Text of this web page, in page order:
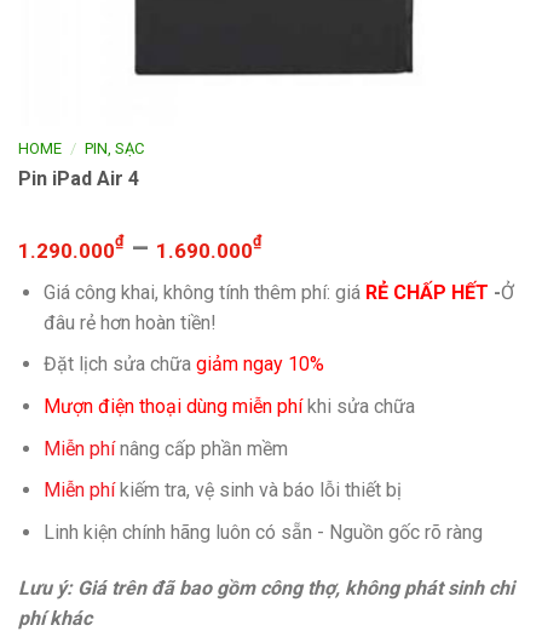
HOME / PIN, SẠC
Pin iPad Air 4
1.290.000₫– 1.690.000₫
Giá công khai, không tính thêm phí: giá RẺ CHẤP HẾT -Ở
đâu rẻ hơn hoàn tiền!
Đặt lịch sửa chữa giảm ngay 10%
Mượn điện thoại dùng miễn phíkhi sửa chữa
Miễn phínâng cấp phần mềm
Miễn phíkiếm tra, vệ sinh và báo lỗi thiết bị
Linh kiện chính hãng luôn có sẵn - Nguồn gốc rõ ràng
Lưu ý: Giá trên đã bao gồm công thợ, không phát sinh chi
phí khác